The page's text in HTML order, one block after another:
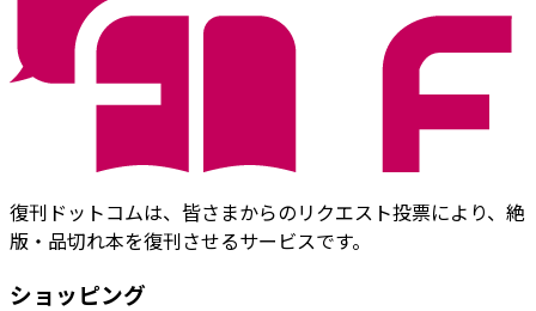
復刊ドットコムは、皆さまからのリクエスト投票により、絶
版・品切れ本を復刊させるサービスです。
ショッピング